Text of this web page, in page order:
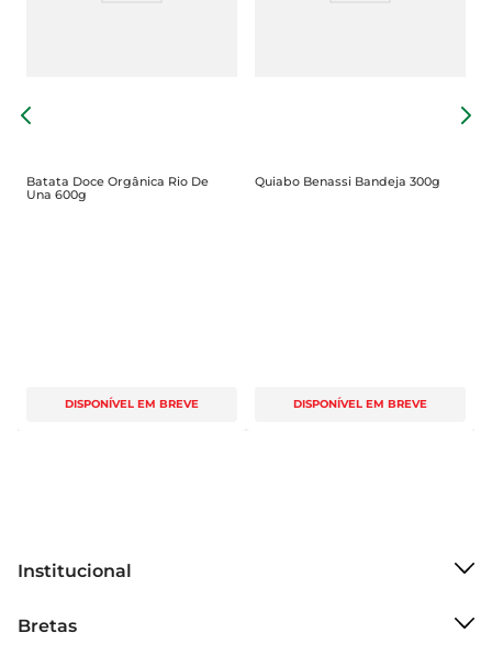
Batata Doce Orgânica Rio De
Una 600g
DISPONÍVEL EM BREVE
Quiabo Benassi Bandeja 300g
DISPONÍVEL EM BREVE
Institucional
Grupo Cencosud
Bretas